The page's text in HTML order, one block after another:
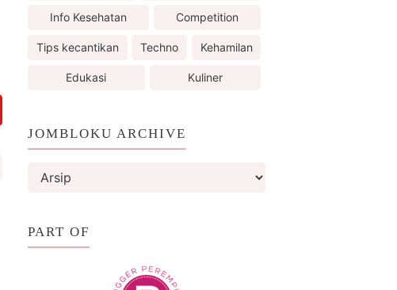
Info Kesehatan Competition
Tips kecantikan Techno Kehamilan
Edukasi Kuliner
JOMBLOKU ARCHIVE
PART OF